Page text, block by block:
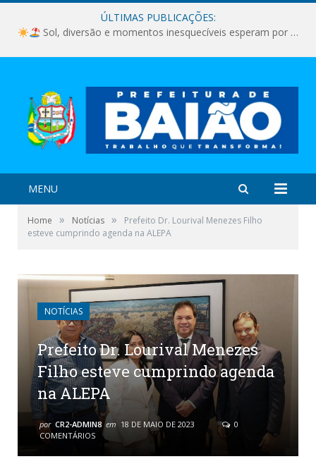
ÚLTIMAS PUBLICAÇÕES:
Sol, diversão e momentos inesquecíveis esperam por você!
MENU
Home » Notícias »
Prefeito Dr. Lourival Menezes Filho
esteve cumprindo agenda na ALEPA
NOTÍCIAS
Prefeito Dr. Lourival Menezes
Filho esteve cumprindo agenda
na ALEPA
por CR2-ADMIN8 em 18 DE MAIO DE 2023
0
COMENTÁRIOS